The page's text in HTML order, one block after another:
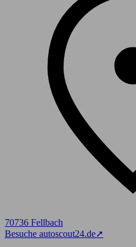
70736 Fellbach
Besuche autoscout24.de➚